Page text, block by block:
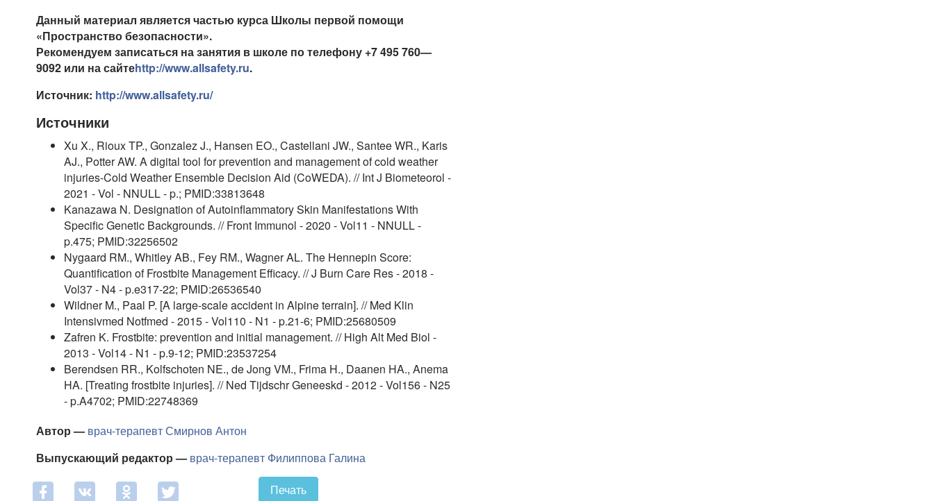
Данный материал является частью курса Школы первой помощи
«Пространство безопасности».
Рекомендуем записаться на занятия в школе по телефону +7 495 760—
9092 или на сайтеhttp://www.allsafety.ru.
Источник: http://www.allsafety.ru/
Источники
Xu X., Rioux TP., Gonzalez J., Hansen EO., Castellani JW., Santee WR., Karis
AJ., Potter AW. A digital tool for prevention and management of cold weather
injuries-Cold Weather Ensemble Decision Aid (CoWEDA). // Int J Biometeorol -
2021 - Vol - NNULL - p.; PMID:33813648
Kanazawa N. Designation of Autoinflammatory Skin Manifestations With
Specific Genetic Backgrounds. // Front Immunol - 2020 - Vol11 - NNULL -
p.475; PMID:32256502
Nygaard RM., Whitley AB., Fey RM., Wagner AL. The Hennepin Score:
Quantification of Frostbite Management Efficacy. // J Burn Care Res - 2018 -
Vol37 - N4 - p.e317-22; PMID:26536540
Wildner M., Paal P. [A large-scale accident in Alpine terrain]. // Med Klin
Intensivmed Notfmed - 2015 - Vol110 - N1 - p.21-6; PMID:25680509
Zafren K. Frostbite: prevention and initial management. // High Alt Med Biol -
2013 - Vol14 - N1 - p.9-12; PMID:23537254
Berendsen RR., Kolfschoten NE., de Jong VM., Frima H., Daanen HA., Anema
HA. [Treating frostbite injuries]. // Ned Tijdschr Geneeskd - 2012 - Vol156 - N25
- p.A4702; PMID:22748369
Автор — врач-терапевтСмирнов Антон
Выпускающий редактор — врач-терапевт Филиппова Галина
Печать